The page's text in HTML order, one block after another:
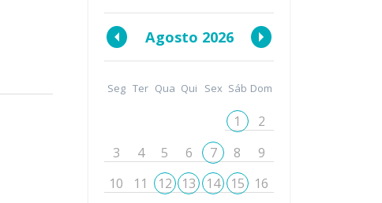
Agosto 2026
Seg Ter Qua Qui Sex Sáb Dom
1
2
3
4 5 6 7 8
9
10
11 12 13 14 15
16